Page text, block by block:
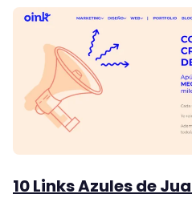
10 Links Azules de